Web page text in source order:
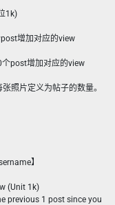
1k)
增加对应的view
post增加对应的view
照片定义为帖子的数量。
】
(Unit 1k)
previous 1 post since you